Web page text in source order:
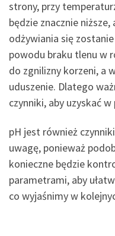
strony, przy
będzie znacznie
odżywiania się
powodu braku tlenu w
do zgnilizny korzeni, a
uduszenie. Dlatego
czynniki, aby uzyskać
pH jest również
uwagę, ponieważ
konieczne będzie
parametrami, aby
co wyjaśnimy w